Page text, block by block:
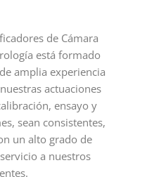
de Cámara
está formado
amplia experiencia
actuaciones
ensayo y
sean consistentes,
un alto grado de
a nuestros